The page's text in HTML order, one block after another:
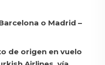
o Madrid –
de origen en vuelo